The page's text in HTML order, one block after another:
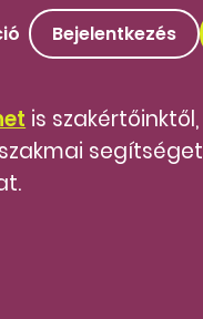
Bejelentkezés
is szakértőinktől,
segítséget